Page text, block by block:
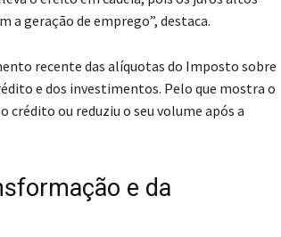
geração de emprego”, destaca.
recente das alíquotas do Imposto sobre
e dos investimentos. Pelo que mostra o
crédito ou reduziu o seu volume após a
e da